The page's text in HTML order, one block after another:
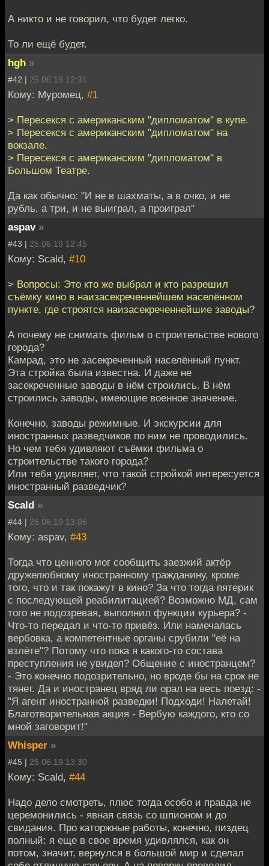
А никто и не говорил, что будет легко.
То ли ещё будет.
hgh »
#42 | 25.06.19 12:31
Кому: Муромец, #1
> Пересекся с американским "дипломатом" в купе.
> Пересекся с американским "дипломатом" на
вокзале.
> Пересекся с американским "дипломатом" в
Большом Театре.
Да как обычно: "И не в шахматы, а в очко, и не
рубль, а три, и не выиграл, а проиграл"
aspav »
#43 | 25.06.19 12:45
Кому: Scald, #10
> Вопросы: Это кто же выбрал и кто разрешил
съёмку кино в наизасекреченнейшем населённом
пункте, где строятся наизасекреченнейшие заводы?
А почему не снимать фильм о строительстве нового
города?
Камрад, это не засекреченный населённый пункт.
Эта стройка была известна. И даже не
засекреченные заводы в нём строились. В нём
строились заводы, имеющие военное значение.
Конечно, заводы режимные. И экскурсии для
иностранных разведчиков по ним не проводились.
Но чем тебя удивляют съёмки фильма о
строительстве такого города?
Или тебя удивляет, что такой стройкой интересуется
иностранный разведчик?
Scald »
#44 | 25.06.19 13:05
Кому: aspav, #43
Тогда что ценного мог сообщить заезжий актёр
дружелюбному иностранному гражданину, кроме
того, что и так покажут в кино? За что тогда пятерик
с последующей реабилитацией? Возможно МД, сам
того не подозревая, выполнил функции курьера? -
Что-то передал и что-то привёз. Или намечалась
вербовка, а компетентные органы срубили "её на
взлёте"? Потому что пока я какого-то состава
преступления не увидел? Общение с иностранцем?
- Это конечно подозрительно, но вроде бы на срок не
тянет. Да и иностранец вряд ли орал на весь поезд: -
"Я агент иностранной разведки! Подходи! Налетай!
Благотворительная акция - Вербую каждого, кто со
мной заговорит!"
Whisper »
#45 | 25.06.19 13:30
Кому: Scald, #44
Надо дело смотреть, плюс тогда особо и правда не
церемонились - явная связь со шпионом и до
свидания. Про каторжные работы, конечно, пиздец
полный: я еще в свое время удивлялся, как он
потом, значит, вернулся в большой мир и сделал